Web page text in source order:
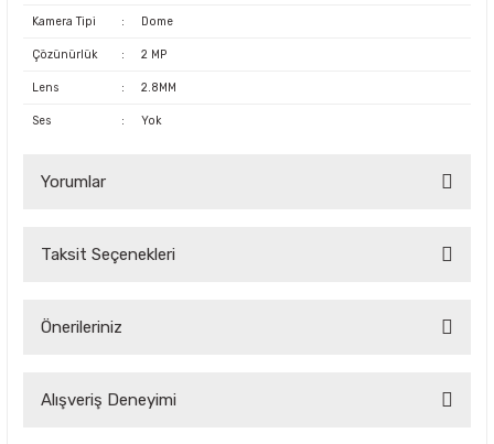
Kamera Tipi : Dome
Çözünürlük : 2 MP
Lens : 2.8MM
Ses : Yok
Yorumlar
Taksit Seçenekleri
Önerileriniz
konularda yetersiz gördüğünüz noktaları öneri formunu
Alışveriş Deneyimi